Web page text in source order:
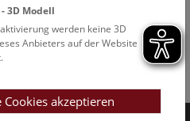
3D Modell
werden keine 3D
Anbieters auf der Website
akzeptieren